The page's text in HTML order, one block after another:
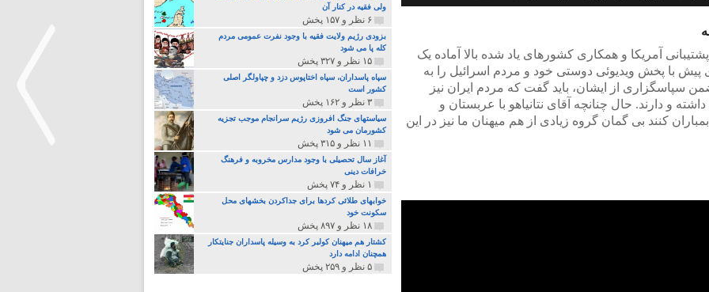
آمریکا و همکاری کشورهای یاد شده بالا آماده یک
با پخش ویدیوئی دوستی خود و مردم اسرائیل را به
سپاسگزاری از ایشان، باید گفت که مردم ایران نیز
و دارند. حال چنانچه آقای نتانیاهو با عربستان و
کنند بی گمان گروه زیادی از هم میهنان ما نیز در این
ولی فقیه در کنار آن
۶ نظر و ۱۵۷ پخش
بزودی رژیم ولایت فقیه با وجود نفرت عمومی مردم
کله پا می شود
۱۵ نظر و ۳۲۷ پخش
سپاه پاسداران، سپاه اختاپوس دزد و چپاولگر اصلی
کشور است
۳ نظر و ۱۶۲ پخش
سیاستهای جنگ افروزی رژیم سرانجام موجب تجزیه
کشورمان می شود
۱۱ نظر و ۳۱۵ پخش
آغاز سال تحصیلی با وجود مدارس مخروبه و فرهنگ
خرافات دینی
۱ نظر و ۷۴ پخش
خوابهای طلائی کردها برای جداکردن بخشهای محل
سکونت خود
۱۸ نظر و ۸۹۷ پخش
کشتار هم میهنان کولبر کرد به وسیله پاسداران جنایتکار
همچنان ادامه دارد
۵ نظر و ۲۵۹ پخش